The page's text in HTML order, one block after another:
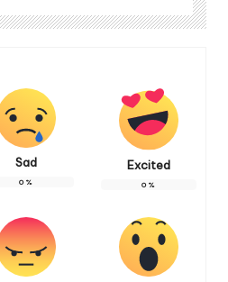
Sad
0%
Excited
0%